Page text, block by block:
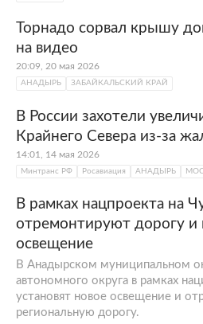
Торнадо сорвал крышу
на видео
20:09, 20 мая 2026
АНАДЫРЬ ЗАБАЙКАЛЬСКИЙ КРАЙ
В России захотели
Крайнего Севера из-за
14:01, 14 мая 2026
Минтранс РФ Росавиация АНАДЫРЬ
В рамках нацпроекта на
отремонтируют дорогу и
освещение
В Анадырском муниципальном
автономного округа в рамках
установят новое освещение и
региональную дорогу.